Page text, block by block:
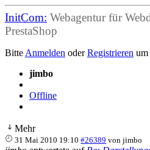
InitCom: Webagentur für
PrestaShop
Bitte Anmelden oderRegistrieren um
jimbo
Offline
Mehr
31 Mai 2010 19:10 #26389 vonjimbo